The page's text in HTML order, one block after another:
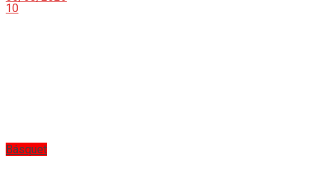
10
Básquet